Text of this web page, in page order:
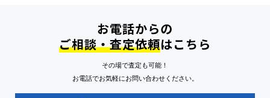
お電話からの
ご相談・査定依頼はこちら
その場で査定も可能！
お電話でお気軽にお問い合わせください。